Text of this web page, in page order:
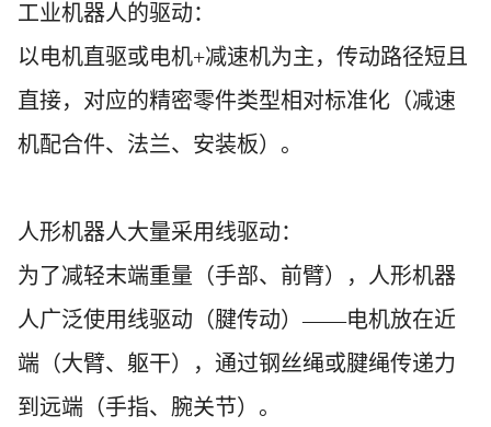
工业机器人的驱动：
以电机直驱或电机+减速机为主，传动路径短且
直接，对应的精密零件类型相对标准化（减速
机配合件、法兰、安装板）。
人形机器人大量采用线驱动：
为了减轻末端重量（手部、前臂），人形机器
人广泛使用线驱动（腱传动）——电机放在近
端（大臂、躯干），通过钢丝绳或腱绳传递力
到远端（手指、腕关节）。